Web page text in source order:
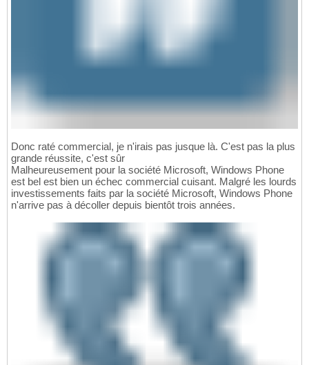
Donc raté commercial, je n'irais pas jusque là. C'est pas la plus
grande réussite, c'est sûr
Malheureusement pour la société Microsoft, Windows Phone
est bel est bien un échec commercial cuisant. Malgré les lourds
investissements faits par la société Microsoft, Windows Phone
n'arrive pas à décoller depuis bientôt trois années.